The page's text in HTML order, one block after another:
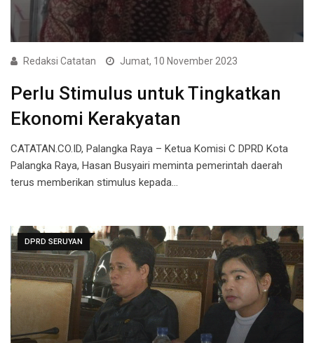
Redaksi Catatan Jumat, 10 November 2023
Perlu Stimulus untuk Tingkatkan
Ekonomi Kerakyatan
CATATAN.CO.ID, Palangka Raya – Ketua Komisi C DPRD Kota
Palangka Raya, Hasan Busyairi meminta pemerintah daerah
terus memberikan stimulus kepada…
DPRD SERUYAN